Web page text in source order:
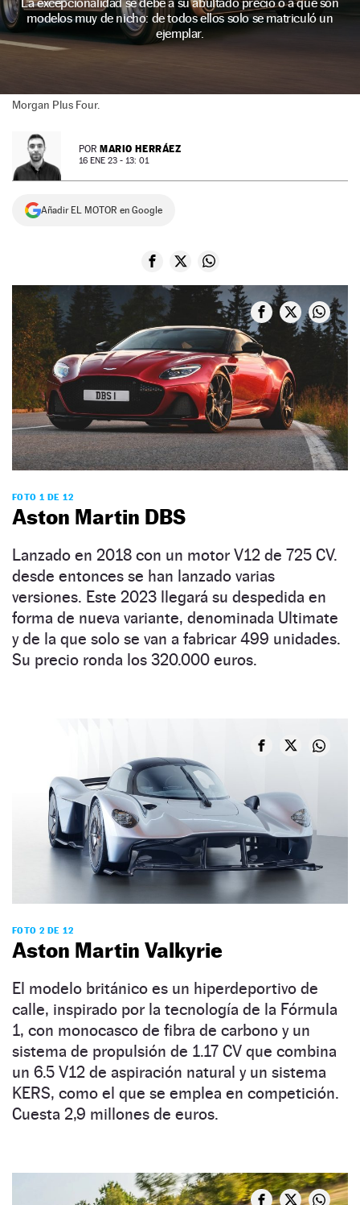
NEWSLETTER
modelos muy de nicho: de todos ellos solo se matriculó un
ejemplar.
Morgan Plus Four.
POR MARIO HERRÁEZ
16 ENE 23 - 13: 01
Añadir EL MOTOR en Google
FOTO 1 DE 12
Aston Martin DBS
Lanzado en 2018 con un motor V12 de 725 CV.
desde entonces se han lanzado varias
versiones. Este 2023 llegará su despedida en
forma de nueva variante, denominada Ultimate
y de la que solo se van a fabricar 499 unidades.
Su precio ronda los 320.000 euros.
FOTO 2 DE 12
Aston Martin Valkyrie
El modelo británico es un hiperdeportivo de
calle, inspirado por la tecnología de la Fórmula
1, con monocasco de fibra de carbono y un
sistema de propulsión de 1.17 CV que combina
un 6.5 V12 de aspiración natural y un sistema
KERS, como el que se emplea en competición.
Cuesta 2,9 millones de euros.